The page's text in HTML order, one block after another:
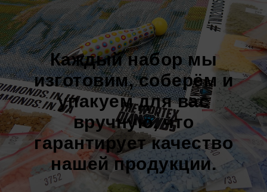
Каждый набор мы
изготовим, соберём и
упакуем для вас
вручную, что
гарантирует качество
нашей продукции.